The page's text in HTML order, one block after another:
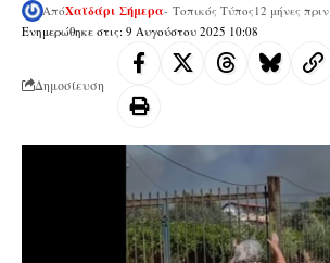
Ενημερώθηκε στις: 9 Αυγούστου 2025 10:08
ΑπόΧαϊδάρι Σήμερα- Τοπικός Τύπος 12 μήνες πριν
Δημοσίευση